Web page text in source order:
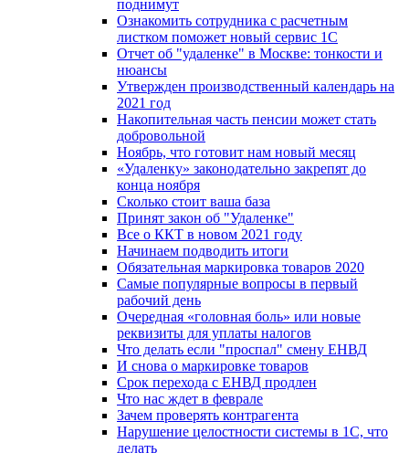
поднимут
Ознакомить сотрудника с расчетным
листком поможет новый сервис 1С
Отчет об "удаленке" в Москве: тонкости и
нюансы
Утвержден производственный календарь на
2021 год
Накопительная часть пенсии может стать
добровольной
Ноябрь, что готовит нам новый месяц
«Удаленку» законодательно закрепят до
конца ноября
Сколько стоит ваша база
Принят закон об "Удаленке"
Все о ККТ в новом 2021 году
Начинаем подводить итоги
Обязательная маркировка товаров 2020
Самые популярные вопросы в первый
рабочий день
Очередная «головная боль» или новые
реквизиты для уплаты налогов
Что делать если "проспал" смену ЕНВД
И снова о маркировке товаров
Срок перехода с ЕНВД продлен
Что нас ждет в феврале
Зачем проверять контрагента
Нарушение целостности системы в 1С, что
делать